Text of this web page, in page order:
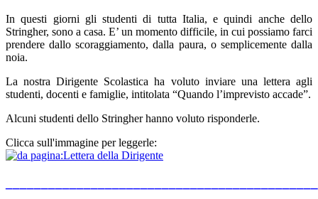
In questi giorni gli studenti di tutta Italia, e quindi anche dello
Stringher, sono a casa. E’ un momento difficile, in cui possiamo farci
prendere dallo scoraggiamento, dalla paura, o semplicemente dalla
noia.
La nostra Dirigente Scolastica ha voluto inviare una lettera agli
studenti, docenti e famiglie, intitolata “Quando l’imprevisto accade”.
Alcuni studenti dello Stringher hanno voluto risponderle.
Clicca sull'immagine per leggerle: